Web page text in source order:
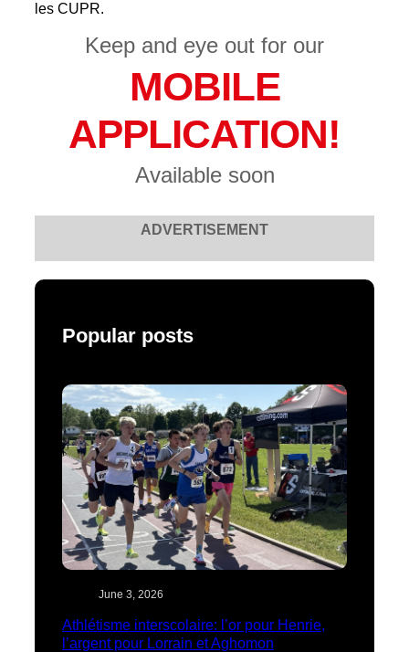
les CUPR.
Keep and eye out for our
MOBILE
APPLICATION!
Available soon
ADVERTISEMENT
Popular posts
June 3, 2026
Athlétisme interscolaire: l’or pour Henrie,
l’argent pour Lorrain et Aghomon